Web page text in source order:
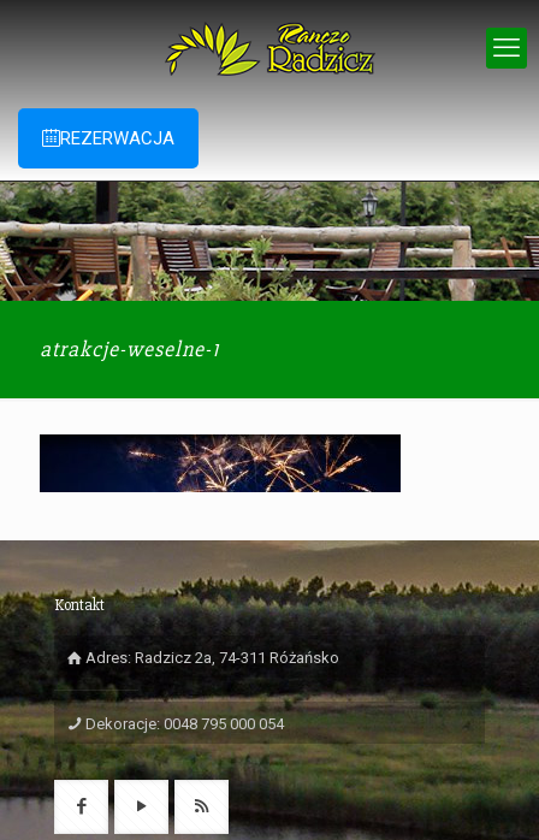
REZERWACJA
atrakcje-weselne-1
Kontakt
Adres: Radzicz 2a, 74-311 Różańsko
Dekoracje: 0048 795 000 054